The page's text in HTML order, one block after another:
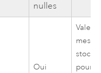
nulles
Oui
Valeur
pour